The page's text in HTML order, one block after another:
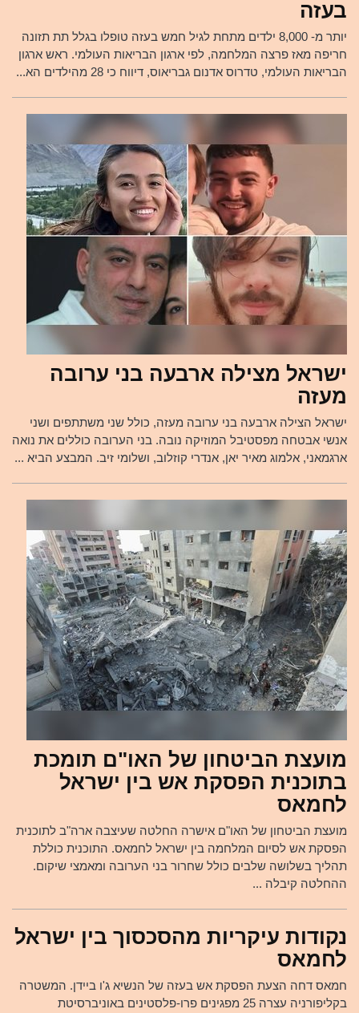
בעזה
יותר מ- 8,000 ילדים מתחת לגיל חמש בעזה טופלו בגלל תת תזונה
חריפה מאז פרצה המלחמה, לפי ארגון הבריאות העולמי. ראש ארגון
הבריאות העולמי, טדרוס אדנום גבריאוס, דיווח כי 28 מהילדים הא...
ישראל מצילה ארבעה בני ערובה
מעזה
ישראל הצילה ארבעה בני ערובה מעזה, כולל שני משתתפים ושני
אנשי אבטחה מפסטיבל המוזיקה נובה. בני הערובה כוללים את נואה
ארגמאני, אלמוג מאיר יאן, אנדרי קוזלוב, ושלומי זיב. המבצע הביא ...
מועצת הביטחון של האו"ם תומכת
בתוכנית הפסקת אש בין ישראל
לחמאס
מועצת הביטחון של האו"ם אישרה החלטה שעיצבה ארה"ב לתוכנית
הפסקת אש לסיום המלחמה בין ישראל לחמאס. התוכנית כוללת
תהליך בשלושה שלבים כולל שחרור בני הערובה ומאמצי שיקום.
ההחלטה קיבלה ...
נקודות עיקריות מהסכסוך בין ישראל
לחמאס
חמאס דחה הצעת הפסקת אש בעזה של הנשיא ג'ו ביידן. המשטרה
בקליפורניה עצרה 25 מפגינים פרו-פלסטינים באוניברסיטת